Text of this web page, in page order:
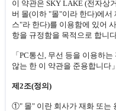
이 약관은 SKY LAKE (전자상
버 몰(이하 "몰"이라 한다)에서
스"라 한다)를 이용함에 있어
항을 규정함을 목적으로 합니
「PC통신, 무선 등을 이용하
않는 한 이 약관을 준용합니다」
제2조(정의)
①" 몰" 이란 회사가 재화 또는